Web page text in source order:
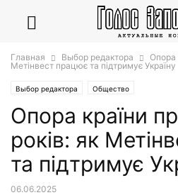
Главная Выбор редактора
Опора
Метінвест працює та підтримує Україну
Выбор редактора Общество
Опора країни
років: як
та підтримує
06.06.2025